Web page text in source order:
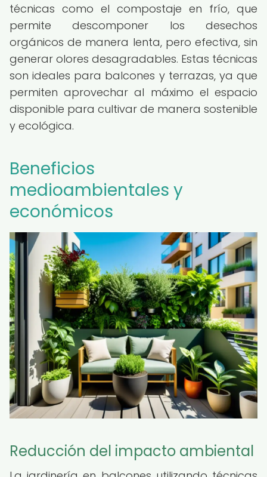
técnicas como el compostaje en frío, que
permite descomponer los desechos
orgánicos de manera lenta, pero efectiva, sin
generar olores desagradables. Estas técnicas
son ideales para balcones y terrazas, ya que
permiten aprovechar al máximo el espacio
disponible para cultivar de manera sostenible
y ecológica.
Beneficios
medioambientales y
económicos
Reducción del impacto ambiental